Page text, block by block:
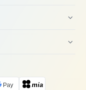
Pay mia